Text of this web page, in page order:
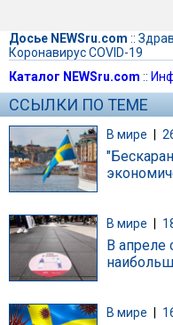
Досье NEWSru.com ::
Коронавирус COVID-19
Каталог NEWSru.com ::
ССЫЛКИ ПО ТЕМЕ
В мире |
В мире
В апреле
В мире